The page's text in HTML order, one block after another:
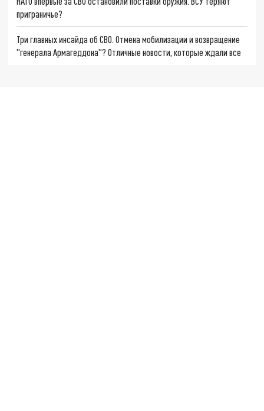
приграничье?
Три главных инсайда об СВО. Отмена мобилизации и возвращение
"генерала Армагеддона"? Отличные новости, которые ждали все